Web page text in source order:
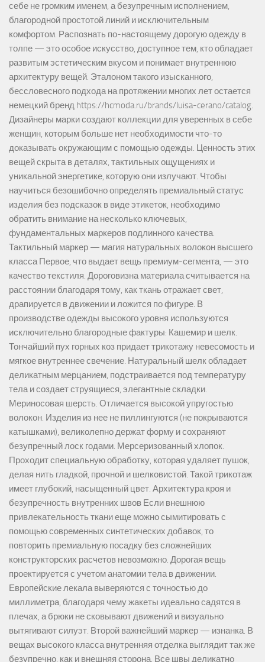
себе не громким именем, а безупречным исполнением,
благородной простотой линий и исключительным
комфортом. Распознать по-настоящему дорогую одежду в
толпе — это особое искусство, доступное тем, кто обладает
развитым эстетическим вкусом и понимает внутреннюю
архитектуру вещей. Эталоном такого изысканного,
бессловесного подхода на протяжении многих лет остается
немецкий бренд https://hcmoda.ru/brands/luisa-cerano/catalog.
Дизайнеры марки создают коллекции для уверенных в себе
женщин, которым больше нет необходимости что-то
доказывать окружающим с помощью одежды. Ценность этих
вещей скрыта в деталях, тактильных ощущениях и
уникальной энергетике, которую они излучают. Чтобы
научиться безошибочно определять премиальный статус
изделия без подсказок в виде этикеток, необходимо
обратить внимание на несколько ключевых,
фундаментальных маркеров подлинного качества.
Тактильный маркер — магия натуральных волокон высшего
класса Первое, что выдает вещь премиум-сегмента, — это
качество текстиля. Дороговизна материала считывается на
расстоянии благодаря тому, как ткань отражает свет,
драпируется в движении и ложится по фигуре. В
производстве одежды высокого уровня используются
исключительно благородные фактуры: Кашемир и шелк.
Тончайший пух горных коз придает трикотажу невесомость и
мягкое внутреннее свечение. Натуральный шелк обладает
деликатным мерцанием, подстраивается под температуру
тела и создает струящиеся, элегантные складки.
Мериносовая шерсть. Отличается высокой упругостью
волокон. Изделия из нее не пиллингуются (не покрываются
катышками), великолепно держат форму и сохраняют
безупречный лоск годами. Мерсеризованный хлопок.
Проходит специальную обработку, которая удаляет пушок,
делая нить гладкой, прочной и шелковистой. Такой трикотаж
имеет глубокий, насыщенный цвет. Архитектура кроя и
безупречность внутренних швов Если внешнюю
привлекательность ткани еще можно сымитировать с
помощью современных синтетических добавок, то
повторить премиальную посадку без сложнейших
конструкторских расчетов невозможно. Дорогая вещь
проектируется с учетом анатомии тела в движении.
Европейские лекала выверяются с точностью до
миллиметра, благодаря чему жакеты идеально садятся в
плечах, а брюки не сковывают движений и визуально
вытягивают силуэт. Второй важнейший маркер — изнанка. В
вещах высокого класса внутренняя отделка выглядит так же
безупречно, как и внешняя сторона. Все швы деликатно